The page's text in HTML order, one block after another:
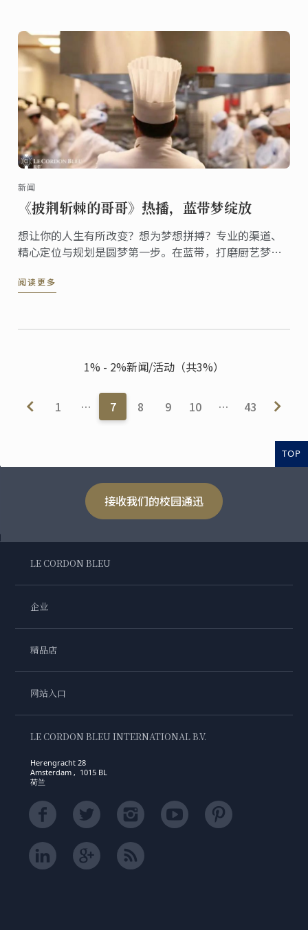
新闻
《披荆斩棘的哥哥》热播，蓝带梦绽放
想让你的人生有所改变？想为梦想拼搏？专业的渠道、
精心定位与规划是圆梦第一步。在蓝带，打磨厨艺梦想
十月料理证书课程，与蓝带一起披荆斩棘，进阶厨艺技
阅读更多
1% - 2%新闻/活动（共3%）
1 … 7 8 9 10 … 43
TOP
接收我们的校园通迅
LE CORDON BLEU
企业
精品店
网站入口
LE CORDON BLEU INTERNATIONAL B.V.
Herengracht 28
Amsterdam , 1015 BL
荷兰